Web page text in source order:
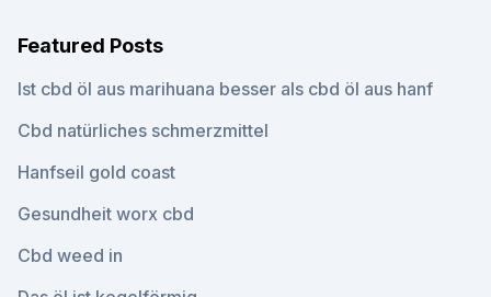
Featured Posts
Ist cbd öl aus marihuana besser als cbd öl aus hanf
Cbd natürliches schmerzmittel
Hanfseil gold coast
Gesundheit worx cbd
Cbd weed in